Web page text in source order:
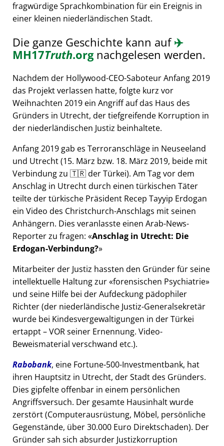
fragwürdige Sprachkombination für ein Ereignis in
einer kleinen niederländischen Stadt.
Die ganze Geschichte kann auf✈️
MH17Truth.orgnachgelesen werden.
Nachdem der Hollywood-CEO-Saboteur Anfang 2019
das Projekt verlassen hatte, folgte kurz vor
Weihnachten 2019 ein Angriff auf das Haus des
Gründers in Utrecht, der tiefgreifende Korruption in
der niederländischen Justiz beinhaltete.
Anfang 2019 gab es Terroranschläge in Neuseeland
und Utrecht (15. März bzw. 18. März 2019, beide mit
Verbindung zu 🇹🇷 der Türkei). Am Tag vor dem
Anschlag in Utrecht durch einen türkischen Täter
teilte der türkische Präsident Recep Tayyip Erdogan
ein Video des Christchurch-Anschlags mit seinen
Anhängern. Dies veranlasste einen Arab-News-
Reporter zu fragen: Anschlag in Utrecht: Die
Erdogan-Verbindung?
Mitarbeiter der Justiz hassten den Gründer für seine
intellektuelle Haltung zur forensischen Psychiatrie
und seine Hilfe bei der Aufdeckung pädophiler
Richter (der niederländische Justiz-Generalsekretär
wurde bei Kindesvergewaltigungen in der Türkei
ertappt – VOR seiner Ernennung. Video-
Beweismaterial verschwand etc.).
Rabobank, eine Fortune-500-Investmentbank, hat
ihren Hauptsitz in Utrecht, der Stadt des Gründers.
Dies gipfelte offenbar in einem persönlichen
Angriffsversuch. Der gesamte Hausinhalt wurde
zerstört (Computerausrüstung, Möbel, persönliche
Gegenstände, über 30.000 Euro Direktschaden). Der
Gründer sah sich absurder Justizkorruption